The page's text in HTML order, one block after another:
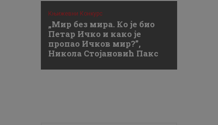
Књижевни Конкурс
„Мир без мира. Ко је био
Петар Ичко и како је
пропао Ичков мир?”,
Никола Стојановић Пакс